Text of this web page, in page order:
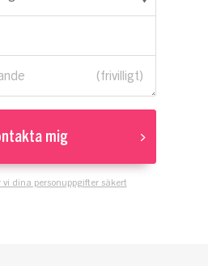
mig
vi dina personuppgifter säkert